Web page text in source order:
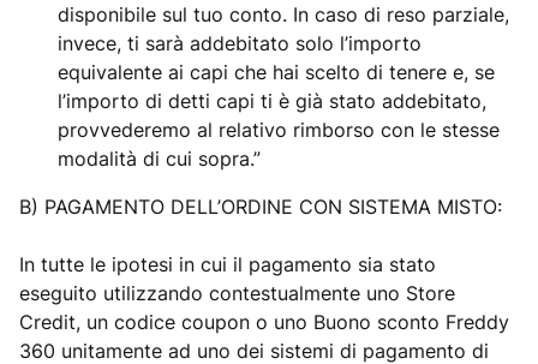
disponibile sul tuo conto. In caso di reso parziale,
invece, ti sarà addebitato solo l’importo
equivalente ai capi che hai scelto di tenere e, se
l’importo di detti capi ti è già stato addebitato,
provvederemo al relativo rimborso con le stesse
modalità di cui sopra.”
B) PAGAMENTO DELL’ORDINE CON SISTEMA MISTO:
In tutte le ipotesi in cui il pagamento sia stato
eseguito utilizzando contestualmente uno Store
Credit, un codice coupon o uno Buono sconto Freddy
360 unitamente ad uno dei sistemi di pagamento di